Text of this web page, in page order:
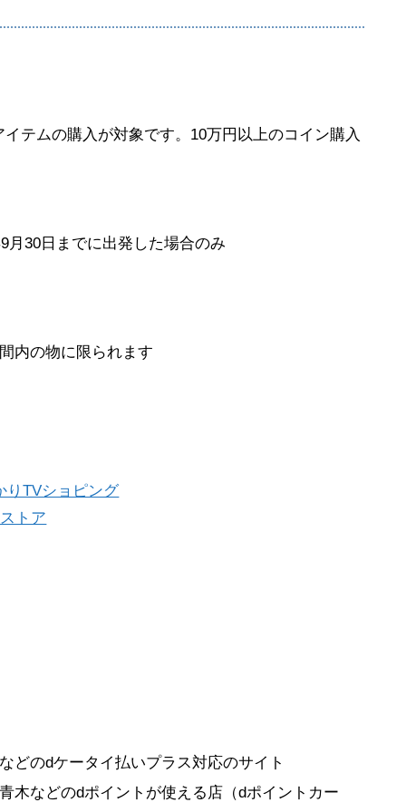
テムの購入が対象です。10万円以上のコイン購入
30日までに出発した場合のみ
内の物に限られます
りTVショピング
トア
などのdケータイ払いプラス対応のサイト
木などのdポイントが使える店（dポイントカー